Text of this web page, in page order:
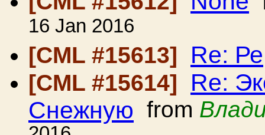
16 Jan 2016
[CML #15613]
Re: Ре
[CML #15614]
Re:
Снежную from